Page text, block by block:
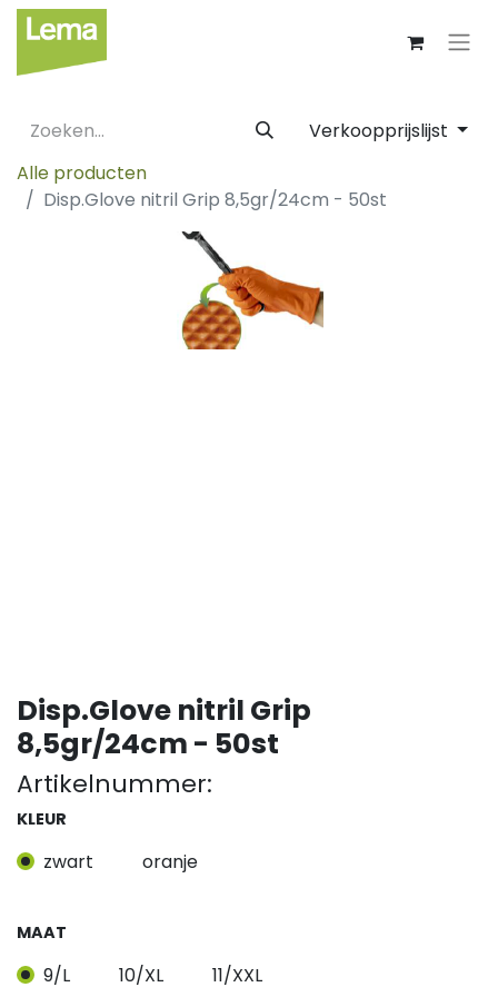
Verkoopprijslijst
Alle producten
Disp.Glove nitril Grip 8,5gr/24cm - 50st
Disp.Glove nitril Grip
8,5gr/24cm - 50st
Artikelnummer:
KLEUR
zwart oranje
MAAT
9/L 10/XL 11/XXL